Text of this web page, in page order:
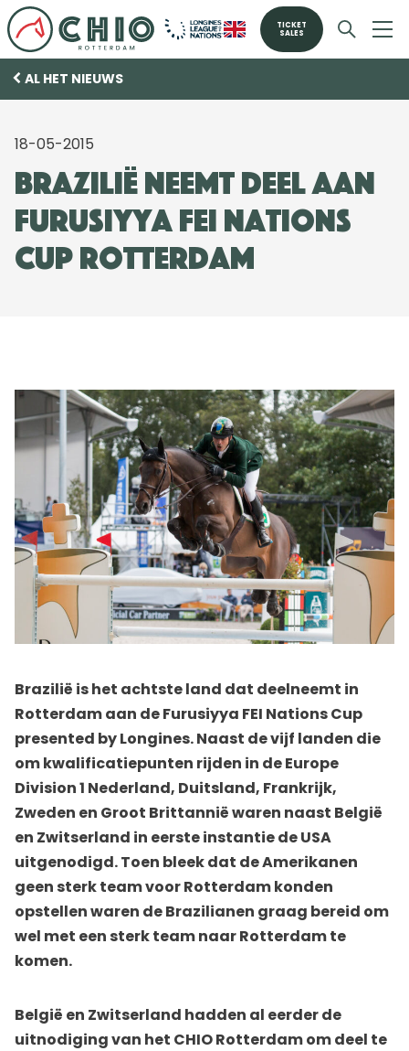
TICKET
SALES
AL HET NIEUWS
18-05-2015
Brazilië neemt deel aan
Furusiyya FEI Nations
Cup Rotterdam
Brazilië is het achtste land dat deelneemt in
Rotterdam aan de Furusiyya FEI Nations Cup
presented by Longines. Naast de vijf landen die
om kwalificatiepunten rijden in de Europe
Division 1 Nederland, Duitsland, Frankrijk,
Zweden en Groot Brittannië waren naast België
en Zwitserland in eerste instantie de USA
uitgenodigd. Toen bleek dat de Amerikanen
geen sterk team voor Rotterdam konden
opstellen waren de Brazilianen graag bereid om
wel met een sterk team naar Rotterdam te
komen.
België en Zwitserland hadden al eerder de
uitnodiging van het CHIO Rotterdam om deel te